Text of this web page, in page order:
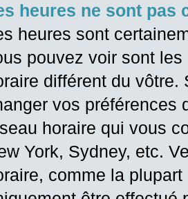
heures ne sont pas
heures sont
pouvez voir sont
différent du
vos préférences
horaire qui vous
York, Sydney, etc.
comme la